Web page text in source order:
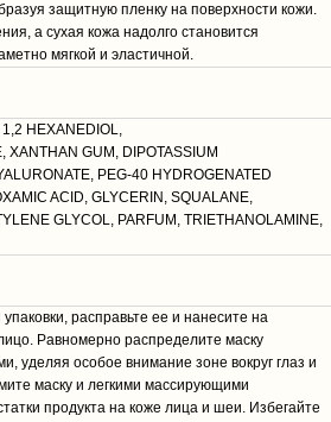
защитную пленку на поверхности кожи.
а сухая кожа надолго становится
мягкой и эластичной.
HEXANEDIOL,
XANTHAN GUM, DIPOTASSIUM
PEG-40 HYDROGENATED
ACID, GLYCERIN, SQUALANE,
GLYCOL, PARFUM, TRIETHANOLAMINE,
расправьте ее и нанесите на
Равномерно распределите маску
уделяя особое внимание зоне вокруг глаз и
маску и легкими массирующими
продукта на коже лица и шеи. Избегайте